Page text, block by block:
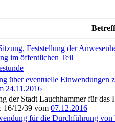
Betreff
Feststellung der
im öffentlichen Teil
über eventuelle
24.11.2016
der Stadt Lauchhammer für
16/12/39 vom 07.12.2016
für die Durchführung von